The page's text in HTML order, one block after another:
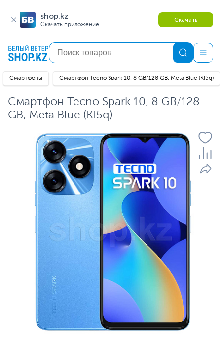
shop.kz
Скачать приложение
Скачать
Смартфоны Смартфон Tecno Spark 10, 8 GB/128 GB, Meta Blue (KI5q)
Смартфон Tecno Spark 10, 8 GB/128
GB, Meta Blue (KI5q)